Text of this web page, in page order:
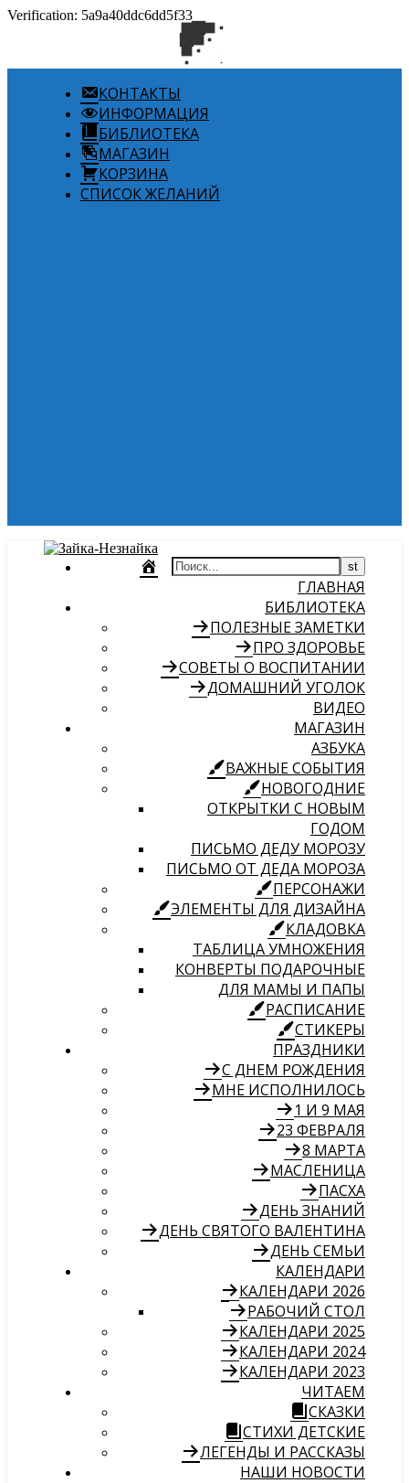
Verification: 5a9a40ddc6dd5f33
КОНТАКТЫ
ИНФОРМАЦИЯ
БИБЛИОТЕКА
МАГАЗИН
КОРЗИНА
СПИСОК ЖЕЛАНИЙ
ГЛАВНАЯ
БИБЛИОТЕКА
ПОЛЕЗНЫЕ ЗАМЕТКИ
ПРО ЗДОРОВЬЕ
СОВЕТЫ О ВОСПИТАНИИ
ДОМАШНИЙ УГОЛОК
ВИДЕО
МАГАЗИН
АЗБУКА
ВАЖНЫЕ СОБЫТИЯ
НОВОГОДНИЕ
ОТКРЫТКИ С НОВЫМ
ГОДОМ
ПИСЬМО ДЕДУ МОРОЗУ
ПИСЬМО ОТ ДЕДА МОРОЗА
ПЕРСОНАЖИ
ЭЛЕМЕНТЫ ДЛЯ ДИЗАЙНА
КЛАДОВКА
ТАБЛИЦА УМНОЖЕНИЯ
КОНВЕРТЫ ПОДАРОЧНЫЕ
ДЛЯ МАМЫ И ПАПЫ
РАСПИСАНИЕ
СТИКЕРЫ
ПРАЗДНИКИ
С ДНЕМ РОЖДЕНИЯ
МНЕ ИСПОЛНИЛОСЬ
1 И 9 МАЯ
23 ФЕВРАЛЯ
8 МАРТА
МАСЛЕНИЦА
ПАСХА
ДЕНЬ ЗНАНИЙ
ДЕНЬ СВЯТОГО ВАЛЕНТИНА
ДЕНЬ СЕМЬИ
КАЛЕНДАРИ
КАЛЕНДАРИ 2026
РАБОЧИЙ СТОЛ
КАЛЕНДАРИ 2025
КАЛЕНДАРИ 2024
КАЛЕНДАРИ 2023
ЧИТАЕМ
СКАЗКИ
СТИХИ ДЕТСКИЕ
ЛЕГЕНДЫ И РАССКАЗЫ
НАШИ НОВОСТИ